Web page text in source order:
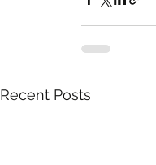
Recent Posts